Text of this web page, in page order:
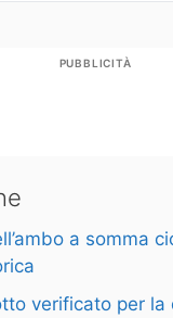
PUBBLICITÀ
a somma
verificato per la